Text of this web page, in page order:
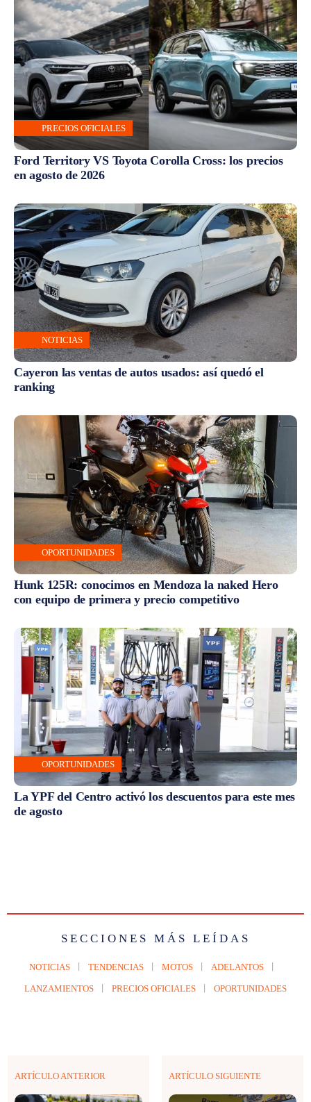
PRECIOS OFICIALES
Ford Territory VS Toyota Corolla Cross: los precios
en agosto de 2026
NOTICIAS
Cayeron las ventas de autos usados: así quedó el
ranking
OPORTUNIDADES
Hunk 125R: conocimos en Mendoza la naked Hero
con equipo de primera y precio competitivo
OPORTUNIDADES
La YPF del Centro activó los descuentos para este mes
de agosto
SECCIONES MÁS LEÍDAS
NOTICIAS TENDENCIAS MOTOS ADELANTOS
LANZAMIENTOS PRECIOS OFICIALES OPORTUNIDADES
ARTÍCULO ANTERIOR ARTÍCULO SIGUIENTE